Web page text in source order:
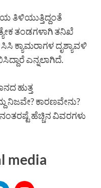
ತಿಳಿಯುತ್ತಿದ್ದಂತೆ
ತಂಡಗಳಾಗಿ ತನಿಖೆ
ಕ್ಯಾಮರಾಗಳ ದೃಶ್ಯಾವಳಿ
ಎನ್ನಲಾಗಿದೆ.
ಹುತ್ತ
ಕಾರಣವೇನು?
ಹೆಚ್ಚಿನ ವಿವರಗಳು
media